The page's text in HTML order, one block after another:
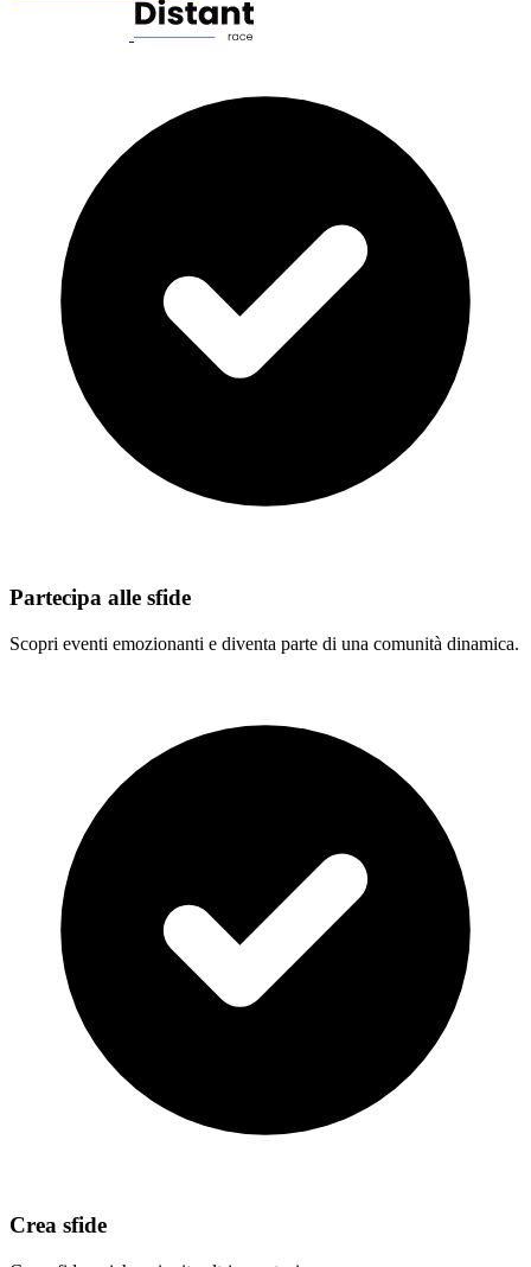
Partecipa alle sfide
Scopri eventi emozionanti e diventa parte di una comunità dinamica.
Crea sfide